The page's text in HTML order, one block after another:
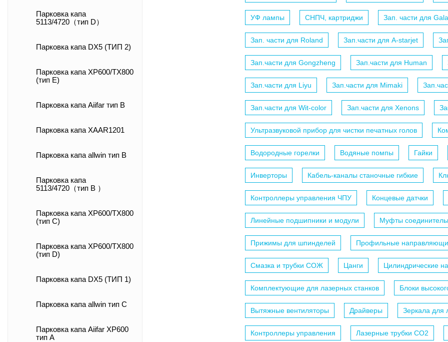
Парковка капа
5113/4720（тип D）
Парковка капа DX5 (ТИП 2)
Парковка капа XP600/TX800
(тип E)
Парковка капа Aiifar тип B
Парковка капа XAAR1201
Парковка капа allwin тип B
Парковка капа
5113/4720（тип B ）
Парковка капа XP600/TX800
(тип C)
Парковка капа XP600/TX800
(тип D)
Парковка капа DX5 (ТИП 1)
Парковка капа allwin тип C
Парковка капа Aiifar XP600
тип А
УФ лампы СНПЧ, картриджи Зап. части для
Зап. части для Roland Зап.части для A-starjet
Зап.части для Gongzheng Зап.части для Human
Зап.части для Liyu Зап.части для Mimaki
Зап.части для Wit-color Зап.части для Xenons
Ультразвуковой прибор для чистки печатных голов
Водородные горелки Водяные помпы Гайки
Инверторы Кабель-каналы станочные гибкие
Контроллеры управления ЧПУ Концевые датчки
Линейные подшипники и модули Муфты
Прижимы для шпинделей Профильные
Смазка и трубки СОЖ Цанги Цилиндрические
Комплектующие для лазерных станков Блоки
Вытяжные вентиляторы Драйверы Зеркала для
Контроллеры управления Лазерные трубки СО2